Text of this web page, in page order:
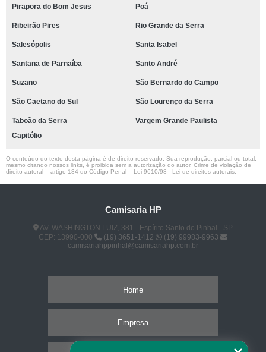
Pirapora do Bom Jesus Poá
Ribeirão Pires Rio Grande da Serra
Salesópolis Santa Isabel
Santana de Parnaíba Santo André
Suzano São Bernardo do Campo
São Caetano do Sul São Lourenço da Serra
Taboão da Serra
Vargem Grande Paulista
Capitólio
O conteúdo do texto desta página é de direito reservado. Sua reprodução, parcial ou total,
mesmo citando nossos links, é proibida sem a autorização do autor. Crime de violação de
direito autoral – artigo 184 do Código Penal – Lei 9610/98 - Lei de direitos autorais
Camisaria HP
AV. WASHINGTON LUIZ, 381 - Espírito Santo do Pinhal - SP
CEP: 13990-000
(19) 3651-1412
(19) 99983-9963
camisariahppinhal@camisariahp.com.br
Home
Empresa